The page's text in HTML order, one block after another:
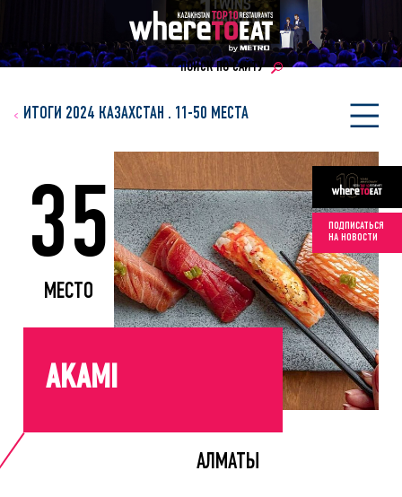
ПОИСК ПО САЙТУ
ПОДПИСАТЬСЯ
НА НОВОСТИ
ИТОГИ 2024 КАЗАХСТАН . 11-50 МЕСТА
35
МЕСТО
AKAMI
АЛМАТЫ